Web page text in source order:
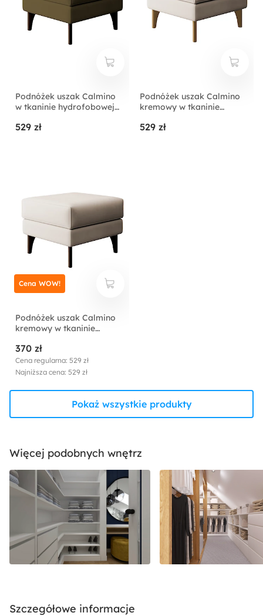
Podnóżek uszak Calmino
w tkaninie hydrofobowej
wenge
529 zł
Podnóżek uszak Calmino
kremowy w tkaninie
buk
529 zł
Podnóżek uszak Calmino
kremowy w tkaninie
wenge
370 zł
Cena regularna: 529 zł
Najniższa cena: 529 zł
Cena WOW!
Pokaż wszystkie produkty
Więcej podobnych wnętrz
Szczegółowe informacje